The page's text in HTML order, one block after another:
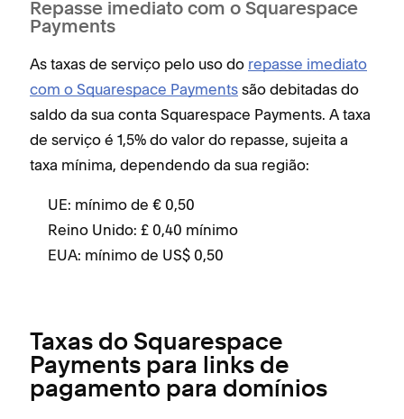
Repasse imediato com o Squarespace
Payments
As taxas de serviço pelo uso do repasse imediato
com o Squarespace Payments são debitadas do
saldo da sua conta Squarespace Payments. A taxa
de serviço é 1,5% do valor do repasse, sujeita a
taxa mínima, dependendo da sua região:
UE: mínimo de € 0,50
Reino Unido: £ 0,40 mínimo
EUA: mínimo de US$ 0,50
Taxas do Squarespace
Payments para links de
pagamento para domínios